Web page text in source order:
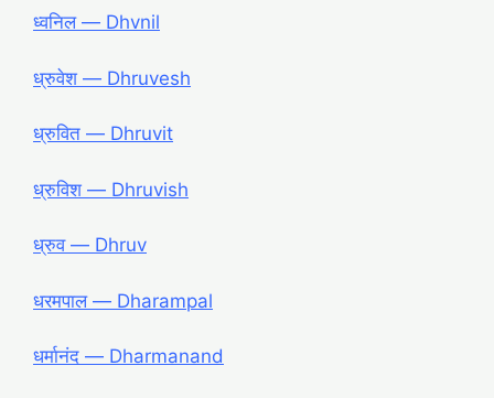
ध्वनिल ― Dhvnil
ध्रुवेश ― Dhruvesh
ध्रुवित ― Dhruvit
ध्रुविश ― Dhruvish
ध्रुव ― Dhruv
धरमपाल ― Dharampal
धर्मानंद ― Dharmanand